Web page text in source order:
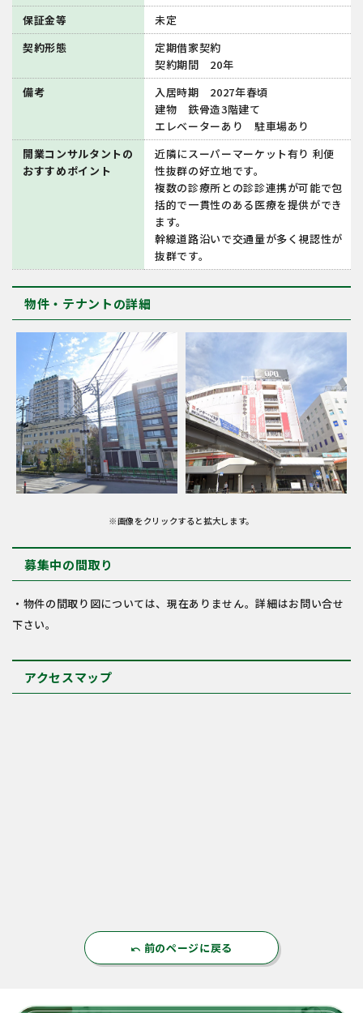
保証金等
未定
契約形態
定期借家契約
契約期間 20年
備考
入居時期 2027年春頃
建物 鉄⾻造3階建て
エレベーターあり 駐⾞場あり
開業コンサルタントの
おすすめポイント
近隣にスーパーマーケット有り 利便
性抜群の好立地です。
複数の診療所との診診連携が可能で包
括的で一貫性のある医療を提供ができ
ます。
幹線道路沿いで交通量が多く視認性が
抜群です。
物件・テナントの詳細
※画像をクリックすると拡大します。
募集中の間取り
・物件の間取り図については、現在ありません。詳細はお問い合せ
下さい。
アクセスマップ
undo 前のページに戻る